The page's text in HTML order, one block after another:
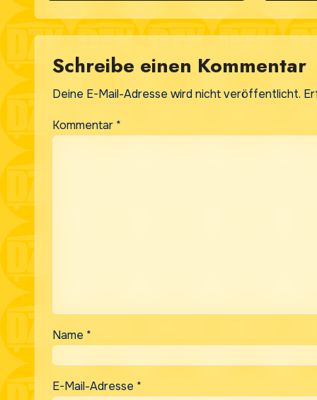
Schreibe einen Kommentar
Deine E-Mail-Adresse wird nicht veröffentlicht.
Kommentar *
Name *
E-Mail-Adresse *